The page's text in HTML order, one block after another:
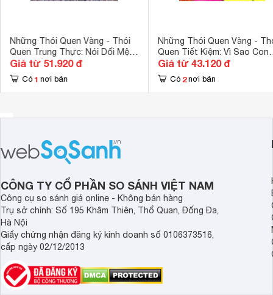
Những Thói Quen Vàng - Thói
Quen Trung Thực: Nói Dối Mệt
Thật Đấy!
Giá từ 51.920 đ
Có 1 nơi bán
Những Thói Quen Vàng -
Quen Tiết Kiệm: Vì Sao Con
Phải Tiết Kiệm
Giá từ 43.120 đ
Có 2 nơi bán
CÔNG TY CỔ PHẦN SO SÁNH VIỆT NAM
Công cụ so sánh giá online - Không bán hàng
Trụ sở chính: Số 195 Khâm Thiên, Thổ Quan, Đống Đa,
Hà Nội
Giấy chứng nhận đăng ký kinh doanh số 0106373516,
cấp ngày 02/12/2013